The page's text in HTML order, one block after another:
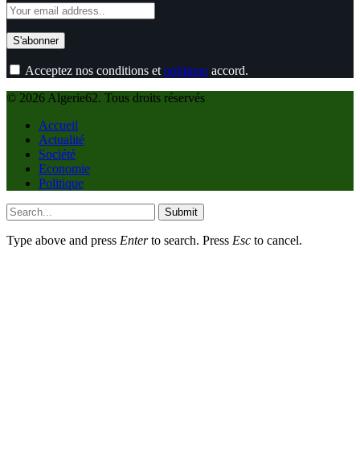
Acceptez nos conditions et politique accord.
© 2026 Algerie62. Tous droits réservés
Accueil
Actualité
Société
Economie
Politique
Submit
Type above and press Enterto search. Press Esc to cancel.